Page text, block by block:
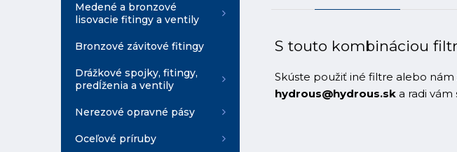
Medené a bronzové
lisovacie fitingy a ventily
Bronzové závitové fitingy
Drážkové spojky, fitingy,
predĺženia a ventily
Nerezové opravné pásy
Oceľové príruby
S touto kombináciou
Skúste použiť iné filtre alebo nám
hydrous@hydrous.sk a radi